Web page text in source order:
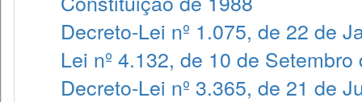
Decreto-Lei nº 1.075, de 22 de
Lei nº 4.132, de 10 de Setembro
Decreto-Lei nº 3.365, de 21 de